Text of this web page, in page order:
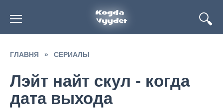
содержанию
ГЛАВНЯ » СЕРИАЛЫ
Лэйт найт скул - когда
дата выхода